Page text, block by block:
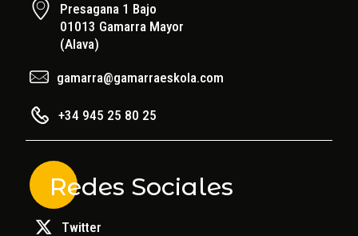
Presagana 1 Bajo
01013 Gamarra Mayor
(Alava)
gamarra@gamarraeskola.com
+34 945 25 80 25
Redes Sociales
Twitter